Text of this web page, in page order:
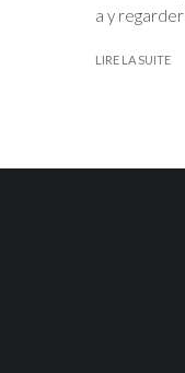
a y
LIRE LA SUITE